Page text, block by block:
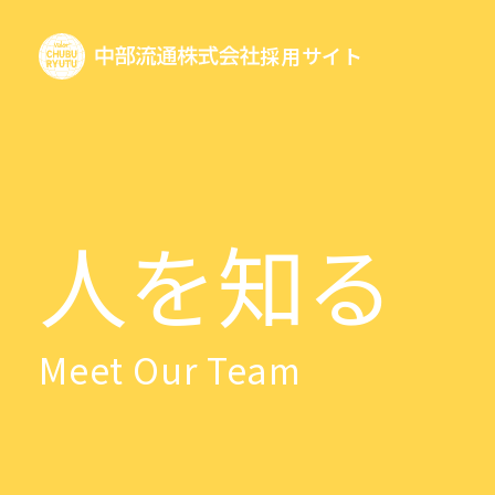
採用サイト
人を知る
Meet Our Team